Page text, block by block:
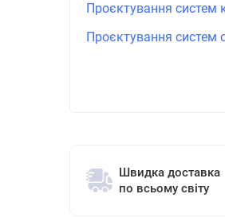
Проєктування систем
Проєктування систем
Швидка доставка
по всьому світу